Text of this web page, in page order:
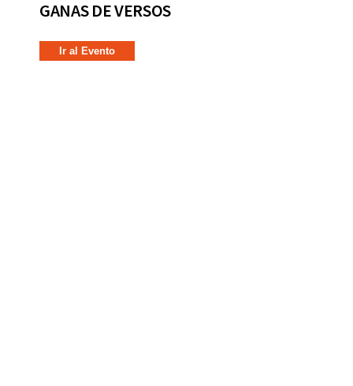
GANAS DE VERSOS
Ir al Evento